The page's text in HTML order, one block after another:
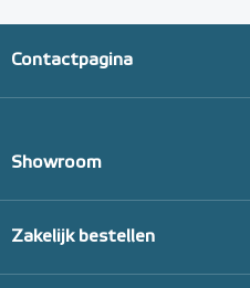
Contactpagina
Showroom
Zakelijk bestellen